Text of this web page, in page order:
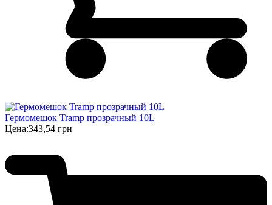
Гермомешок Tramp прозрачный 10L
Цена:343,54 грн